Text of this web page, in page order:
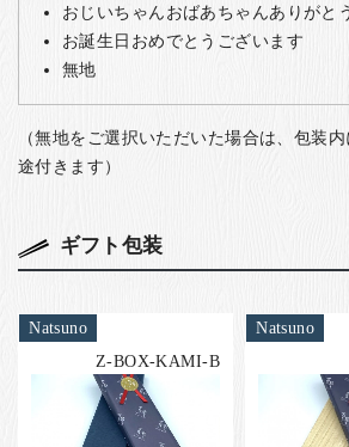
おじいちゃんおばあちゃんありがと
お誕生日おめでとうございます
無地
（無地をご選択いただいた場合は、包装
途付きます）
ギフト包装
Natsuno
Z-BOX-KAMI-B
Natsuno